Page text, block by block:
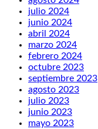
julio 2024
junio 2024
abril 2024
marzo 2024
febrero 2024
octubre 2023
septiembre 2023
agosto 2023
julio 2023
junio 2023
mayo 2023